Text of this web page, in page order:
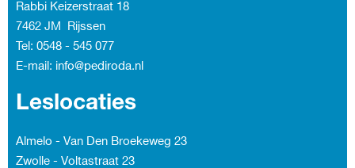
Rabbi Keizerstraat 18
7462 JM Rijssen
Tel: 0548 - 545 077
E-mail: info@pediroda.nl
Leslocaties
Almelo - Van Den Broekeweg 23
Zwolle - Voltastraat 23